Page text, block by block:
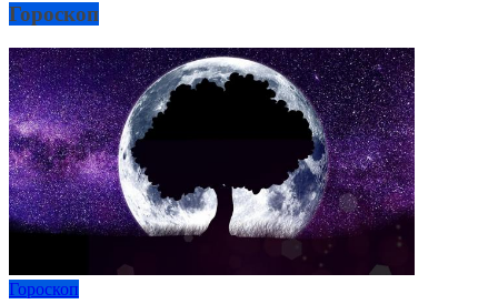
Гороскоп
Гороскоп